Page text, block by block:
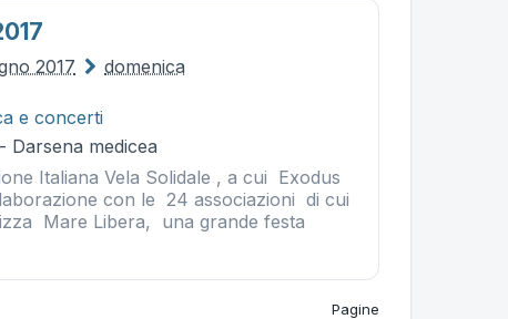
2017
domenica
e concerti
Darsena medicea
Italiana Vela Solidale , a cui Exodus
con le 24 associazioni di cui
Mare Libera, una grande festa
Pagine